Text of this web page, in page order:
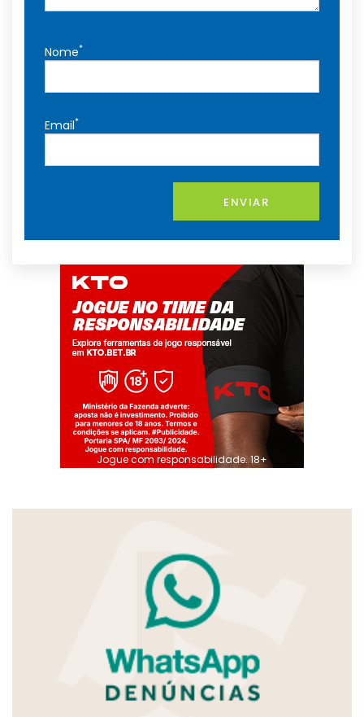
Nome*
Email*
ENVIAR
Jogue com responsabilidade. 18+